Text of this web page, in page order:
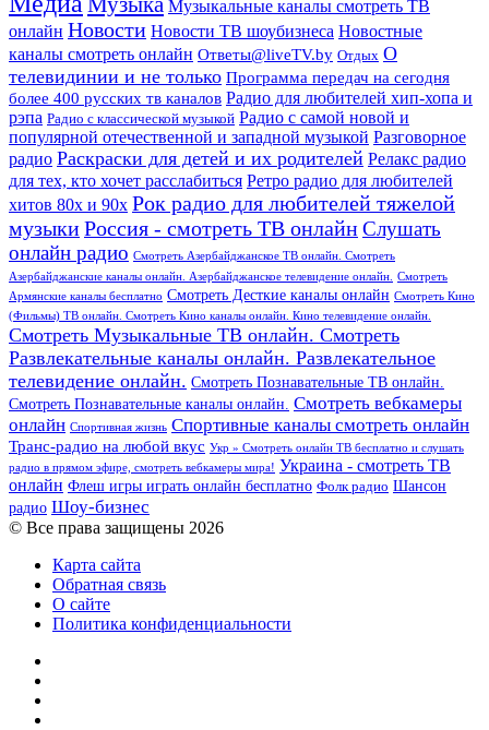
Музыкальные каналы смотреть ТВ
онлайн Новости Новости ТВ шоубизнеса Новостные
каналы смотреть онлайн Ответы@liveTV.by Отдых О
телевидинии и не только Программа передач на сегодня
более 400 русских тв каналов Радио для любителей хип-хопа и
рэпа Радио с классической музыкой Радио с самой новой и
популярной отечественной и западной музыкой Разговорное
радио Раскраски для детей и их родителей Релакс радио
для тех, кто хочет расслабиться Ретро радио для любителей
хитов 80х и 90х Рок радио для любителей тяжелой
музыкиРоссия - смотреть ТВ онлайнСлушать
онлайн радио Смотреть Азербайджанское ТВ онлайн. Смотреть
Азербайджанские каналы онлайн. Азербайджанское телевидение онлайн.
Смотреть
Армянские каналы бесплатно Смотреть Десткие каналы онлайн Смотреть Кино
(Фильмы) ТВ онлайн. Смотреть Кино каналы онлайн. Кино телевидение онлайн.
Смотреть Музыкальные ТВ онлайн. Смотреть
Развлекательные каналы онлайн. Развлекательное
телевидение онлайн. Смотреть Познавательные ТВ онлайн.
Смотреть Познавательные каналы онлайн. Смотреть вебкамеры
онлайн Спортивная жизнь Спортивные каналы смотреть онлайн
Транс-радио на любой вкус Укр » Смотреть онлайн ТВ бесплатно и слушать
радио в прямом эфире, смотреть вебкамеры мира! Украина - смотреть ТВ
онлайн Флеш игры играть онлайн бесплатно Фолк радио Шансон
радио Шоу-бизнес
© Все права защищены 2026
Карта сайта
Обратная связь
О сайте
Политика конфиденциальности